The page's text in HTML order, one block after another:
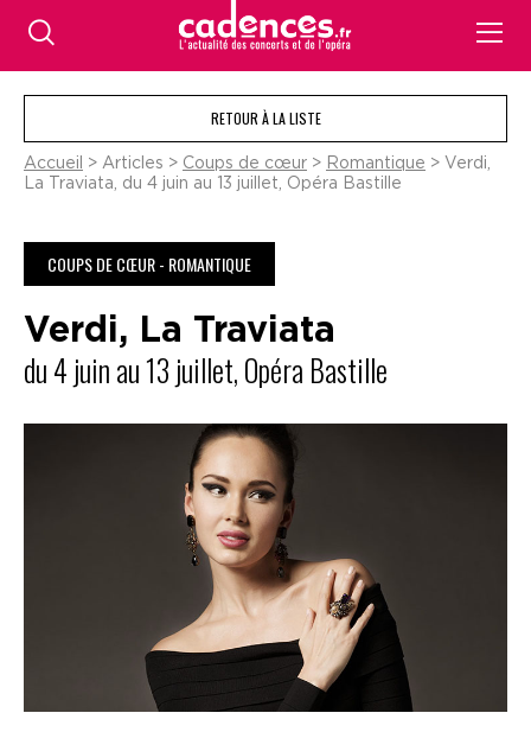
RETOUR À LA LISTE
Accueil > Articles > Coups de cœur > Romantique > Verdi,
La Traviata, du 4 juin au 13 juillet, Opéra Bastille
COUPS DE CŒUR - ROMANTIQUE
Verdi, La Traviata
du 4 juin au 13 juillet, Opéra Bastille